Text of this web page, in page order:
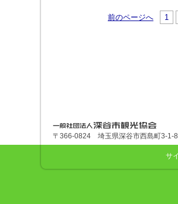
前のページへ 1
深谷市観光協会
〒366-0824 埼玉県深谷市西島町3-
サ